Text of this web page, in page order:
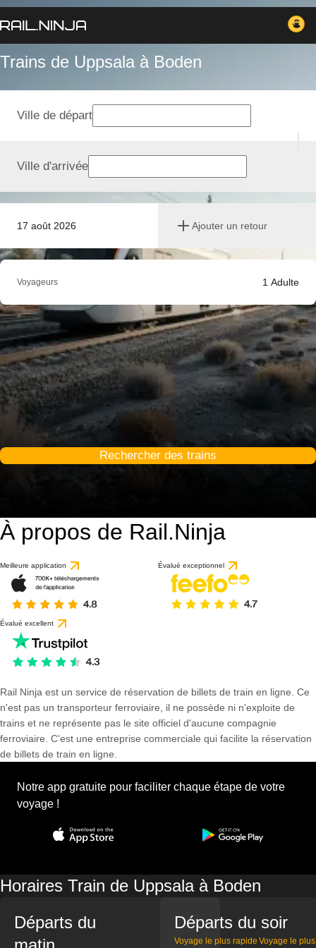
Trains de Uppsala à Boden
17 août 2026 Ajouter un retour
Ville de départ
Ville d'arrivée
Voyageurs 1 Adulte
Rechercher des trains
À propos de Rail.Ninja
Meilleure application Évalué exceptionnel
Évalué excellent
Rail Ninja est un service de réservation de billets de train en ligne. Ce
n'est pas un transporteur ferroviaire, il ne possède ni n'exploite de
trains et ne représente pas le site officiel d'aucune compagnie
ferroviaire. C'est une entreprise commerciale qui facilite la réservation
de billets de train en ligne.
Notre app gratuite pour faciliter chaque étape de votre
voyage !
Horaires Train de Uppsala à Boden
Départs du
Départs du soir
Voyage le plus rapide Voyage le